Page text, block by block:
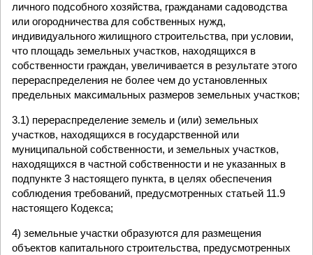
личного подсобного хозяйства, гражданами садоводства
или огородничества для собственных нужд,
индивидуального жилищного строительства, при условии,
что площадь земельных участков, находящихся в
собственности граждан, увеличивается в результате этого
перераспределения не более чем до установленных
предельных максимальных размеров земельных участков;
3.1) перераспределение земель и (или) земельных
участков, находящихся в государственной или
муниципальной собственности, и земельных участков,
находящихся в частной собственности и не указанных в
подпункте 3 настоящего пункта, в целях обеспечения
соблюдения требований, предусмотренных статьей 11.9
настоящего Кодекса;
4) земельные участки образуются для размещения
объектов капитального строительства, предусмотренных